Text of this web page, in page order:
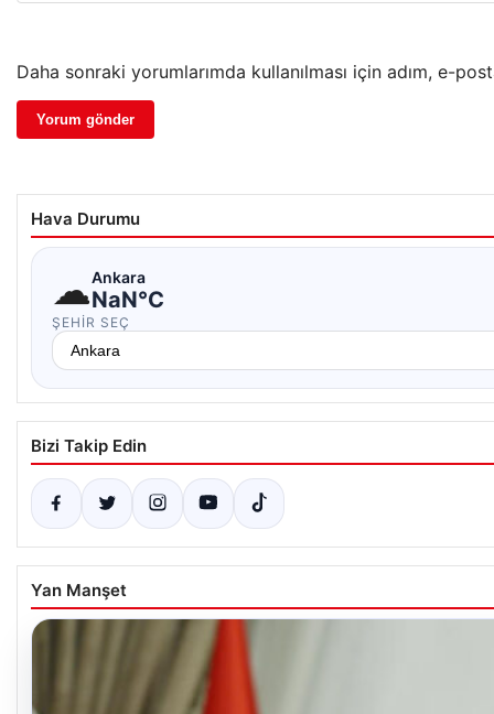
Daha sonraki yorumlarımda kullanılması için adım, e-
Hava Durumu
☁Ankara
NaN°C
ŞEHIR SEÇ
Bizi Takip Edin
Yan Manşet